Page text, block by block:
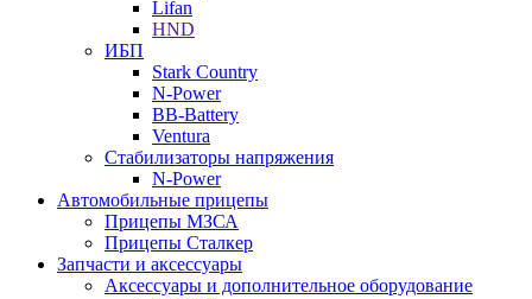
Lifan
HND
ИБП
Stark Country
N-Power
BB-Battery
Ventura
Стабилизаторы напряжения
N-Power
Автомобильные прицепы
Прицепы МЗСА
Прицепы Сталкер
Запчасти и аксессуары
Аксессуары и дополнительное оборудование